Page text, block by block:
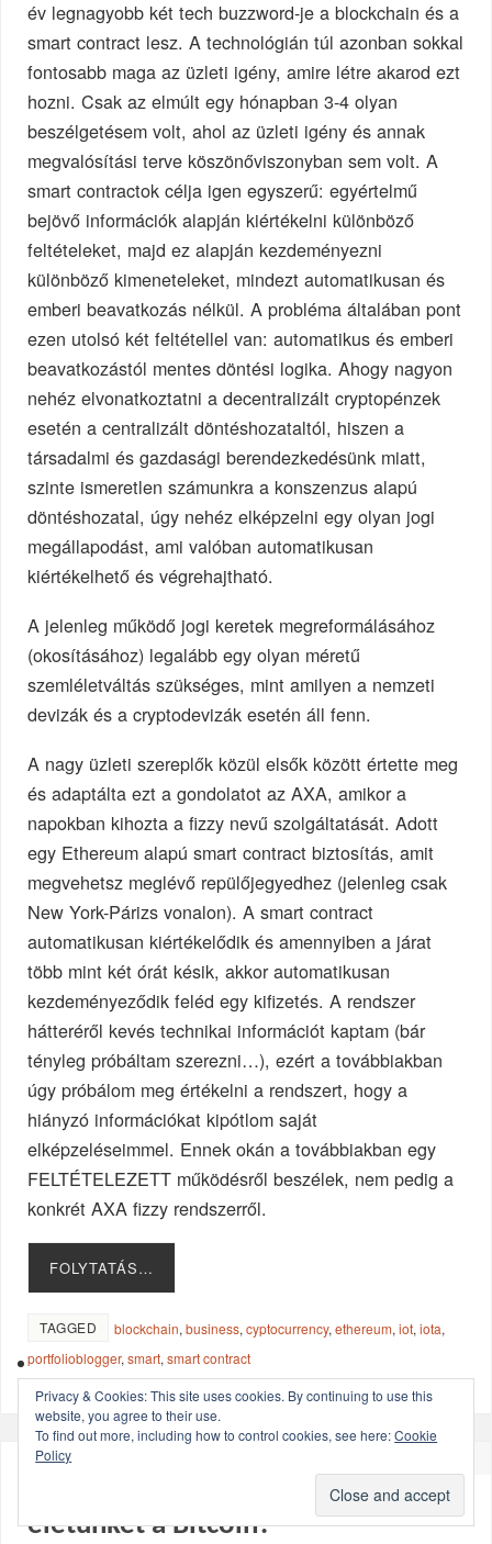
év legnagyobb két tech buzzword-je a blockchain és a
smart contract lesz. A technológián túl azonban sokkal
fontosabb maga az üzleti igény, amire létre akarod ezt
hozni. Csak az elmúlt egy hónapban 3-4 olyan
beszélgetésem volt, ahol az üzleti igény és annak
megvalósítási terve köszönőviszonyban sem volt. A
smart contractok célja igen egyszerű: egyértelmű
bejövő információk alapján kiértékelni különböző
feltételeket, majd ez alapján kezdeményezni
különböző kimeneteleket, mindezt automatikusan és
emberi beavatkozás nélkül. A probléma általában pont
ezen utolsó két feltétellel van: automatikus és emberi
beavatkozástól mentes döntési logika. Ahogy nagyon
nehéz elvonatkoztatni a decentralizált cryptopénzek
esetén a centralizált döntéshozataltól, hiszen a
társadalmi és gazdasági berendezkedésünk miatt,
szinte ismeretlen számunkra a konszenzus alapú
döntéshozatal, úgy nehéz elképzelni egy olyan jogi
megállapodást, ami valóban automatikusan
kiértékelhető és végrehajtható.
A jelenleg működő jogi keretek megreformálásához
(okosításához) legalább egy olyan méretű
szemléletváltás szükséges, mint amilyen a nemzeti
devizák és a cryptodevizák esetén áll fenn.
A nagy üzleti szereplők közül elsők között értette meg
és adaptálta ezt a gondolatot az AXA, amikor a
napokban kihozta a fizzy nevű szolgáltatását. Adott
egy Ethereum alapú smart contract biztosítás, amit
megvehetsz meglévő repülőjegyedhez (jelenleg csak
New York-Párizs vonalon). A smart contract
automatikusan kiértékelődik és amennyiben a járat
több mint két órát késik, akkor automatikusan
kezdeményeződik feléd egy kifizetés. A rendszer
hátteréről kevés technikai információt kaptam (bár
tényleg próbáltam szerezni…), ezért a továbbiakban
úgy próbálom meg értékelni a rendszert, hogy a
hiányzó információkat kipótlom saját
elképzeléseimmel. Ennek okán a továbbiakban egy
FELTÉTELEZETT működésről beszélek, nem pedig a
konkrét AXA fizzy rendszerről.
FOLYTATÁS…
TAGGED blockchain,business,cyptocurrency,ethereum,iot,iota,
portfolioblogger,smart,smart contract
Miként fogja megváltoztatni az
életünket a Bitcoin?
Privacy & Cookies: This site uses cookies. By continuing to use this
website, you agree to their use.
To find out more, including how to control cookies, see here:Cookie
Policy